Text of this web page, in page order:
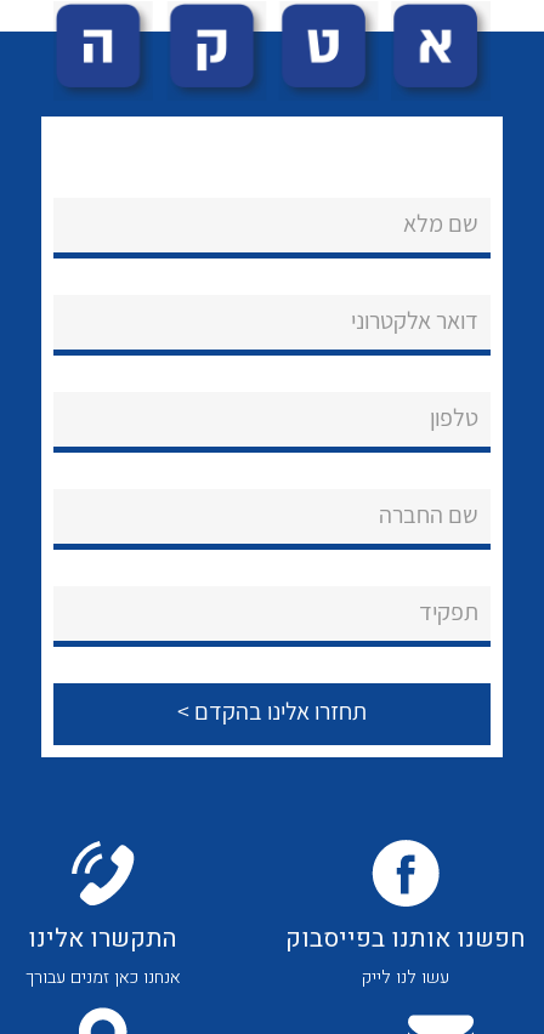
הצוות שלנו
שירותי תמיכה
לכל מוצרי היצרן לכל מוצרי היצרן
לכל מוצרי היצרן לכל מוצרי היצרן
שם מלא
דואר אלקטרוני
טלפון
שם החברה
תפקיד
חפשנו אותנו בפייסבוק
עשו לנו לייק
התקשרו אלינו
אנחנו כאן זמנים עבורך